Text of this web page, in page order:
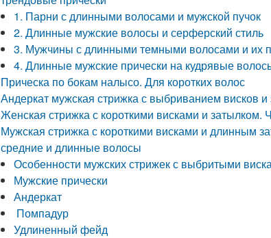
1. Парни с длинными волосами и мужской пучок
2. Длинные мужские волосы и серферский стиль
3. Мужчины с длинными темными волосами и их
4. Длинные мужские прически на кудрявые
Прическа по бокам налысо. Для коротких волос
Андеркат мужская стрижка с выбриванием висков
Женская стрижка с короткими висками и затылком.
Мужская стрижка с короткими висками и длинным
средние и длинные волосы
Особенности мужских стрижек с выбритыми
Мужские прически
Андеркат
Помпадур
Удлиненный фейд